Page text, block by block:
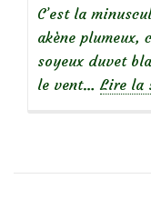
C’est la
akène plumeux,
soyeux duvet
le vent… Lire la